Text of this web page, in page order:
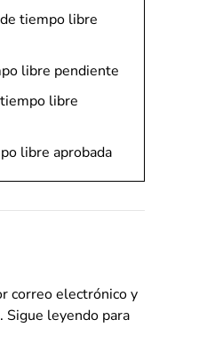
tiempo libre
libre pendiente
libre
libre aprobada
correo electrónico y
Sigue leyendo para